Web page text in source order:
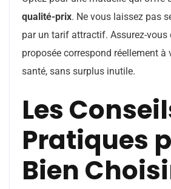
qualité-prix. Ne vous laissez pas
par un tarif attractif. Assurez-vous
proposée correspond réellement à
santé, sans surplus inutile.
Les
Pratiques
Bien